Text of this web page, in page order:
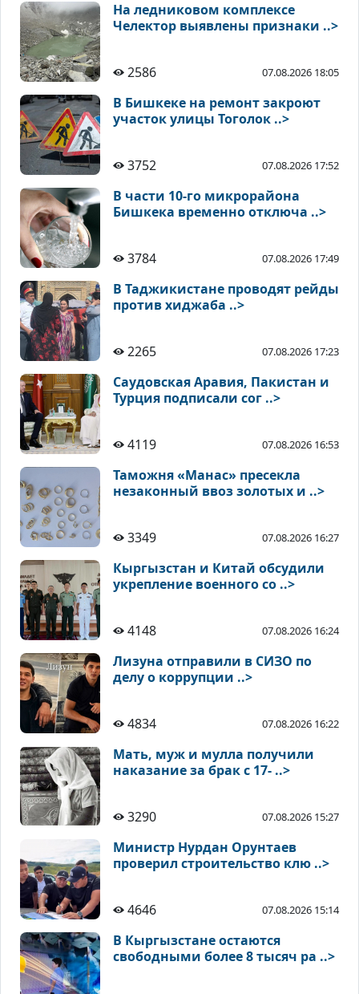
На ледниковом комплексе
Челектор выявлены признаки ..>
2586 07.08.2026 18:05
В Бишкеке на ремонт закроют
участок улицы Тоголок ..>
3752 07.08.2026 17:52
В части 10-го микрорайона
Бишкека временно отключа ..>
3784 07.08.2026 17:49
В Таджикистане проводят рейды
против хиджаба ..>
2265 07.08.2026 17:23
Саудовская Аравия, Пакистан и
Турция подписали сог ..>
4119 07.08.2026 16:53
Таможня «Манас» пресекла
незаконный ввоз золотых и ..>
3349 07.08.2026 16:27
Кыргызстан и Китай обсудили
укрепление военного со ..>
4148 07.08.2026 16:24
Лизуна отправили в СИЗО по
делу о коррупции ..>
4834 07.08.2026 16:22
Мать, муж и мулла получили
наказание за брак с 17- ..>
3290 07.08.2026 15:27
Министр Нурдан Орунтаев
проверил строительство клю ..>
4646 07.08.2026 15:14
В Кыргызстане остаются
свободными более 8 тысяч ра ..>